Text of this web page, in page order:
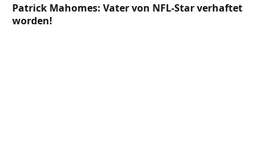
Patrick Mahomes: Vater von NFL-Star verhaftet
worden!